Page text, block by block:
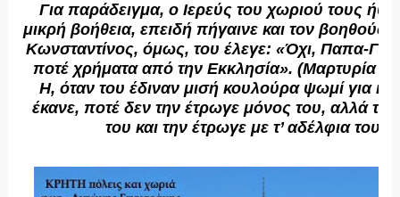
Για παράδειγμα, ο Ιερεύς του χωριού τους
μικρή βοήθεια, επειδή πήγαινε και τον
Κωνσταντίνος, όμως, του έλεγε: «Όχι, Παπα-
ποτέ χρήματα από την Εκκλησία». (Μαρτυρία
Η, όταν του έδιναν μισή κουλούρα ψωμί για
έκανε, ποτέ δεν την έτρωγε μόνος του, αλλά την
του και την έτρωγε με τ’ αδέλφια του,